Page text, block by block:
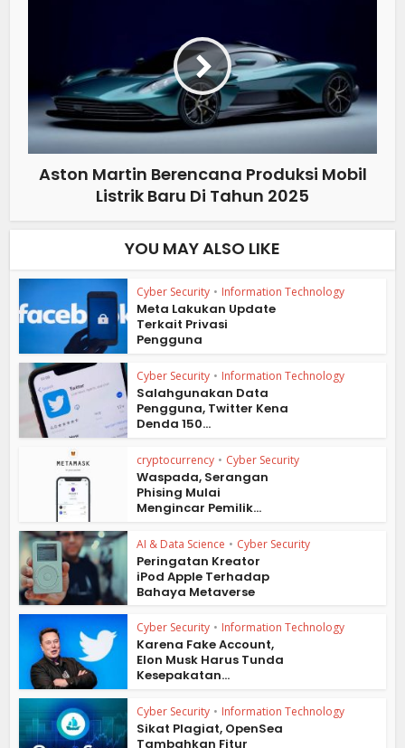
Aston Martin Berencana Produksi Mobil
Listrik Baru Di Tahun 2025
YOU MAY ALSO LIKE
Cyber Security • Information Technology
Meta Lakukan Update
Terkait Privasi
Pengguna
Cyber Security • Information Technology
Salahgunakan Data
Pengguna, Twitter Kena
Denda 150...
cryptocurrency • Cyber Security
Waspada, Serangan
Phising Mulai
Mengincar Pemilik...
AI & Data Science • Cyber Security
Peringatan Kreator
iPod Apple Terhadap
Bahaya Metaverse
Cyber Security • Information Technology
Karena Fake Account,
Elon Musk Harus Tunda
Kesepakatan...
Cyber Security • Information Technology
Sikat Plagiat, OpenSea
Tambahkan Fitur